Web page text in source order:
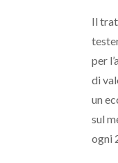
Il
per
di
un
sul
ogni